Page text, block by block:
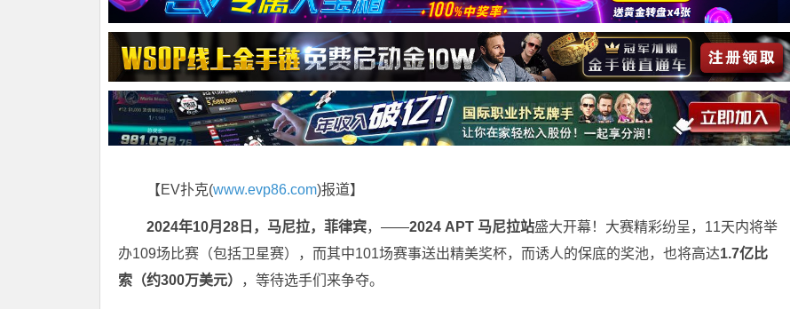
【EV扑克(www.evp86.com)报道】
2024年10月28日，马尼拉，菲律宾，——2024 APT 马尼拉站盛大开幕！大赛精彩纷呈，11天内将举
办109场比赛（包括卫星赛），而其中101场赛事送出精美奖杯，而诱人的保底的奖池，也将高达1.7亿比
索（约300万美元）
，等待选手们来争夺。